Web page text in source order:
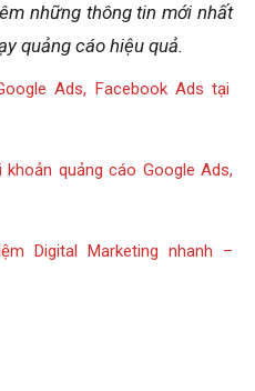
những thông tin mới nhất
quảng cáo hiệu quả.
Ads, Facebook Ads tại
quảng cáo Google Ads,
Digital Marketing nhanh –